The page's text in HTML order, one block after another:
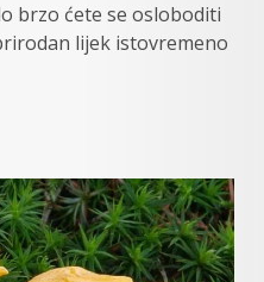
brzo ćete se osloboditi
lijek istovremeno